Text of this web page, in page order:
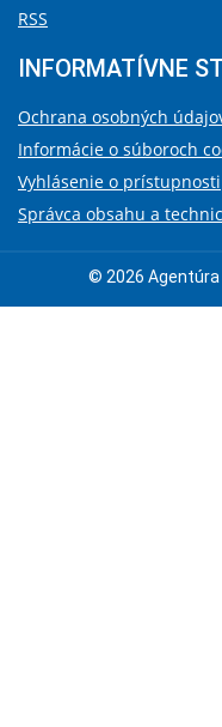
RSS
INFORMATÍVNE
Ochrana osobných
Informácie o súboroch
Vyhlásenie o prístupnosti
Správca obsahu a
© 2026 Agentúra